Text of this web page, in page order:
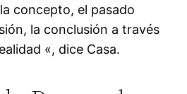
concepto, el pasado
la conclusión a través
«, dice Casa.